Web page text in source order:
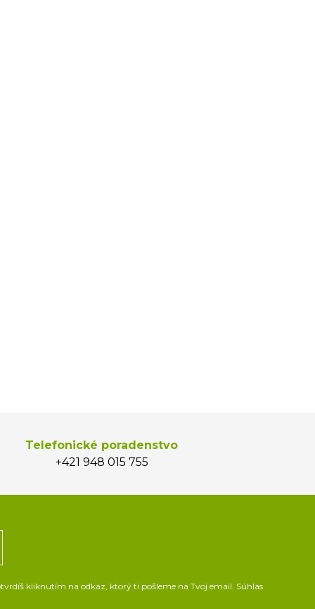
Telefonické poradenstvo
+421 948 015 755
kliknutím na odkaz, ktorý ti pošleme na Tvoj email. Súhlas